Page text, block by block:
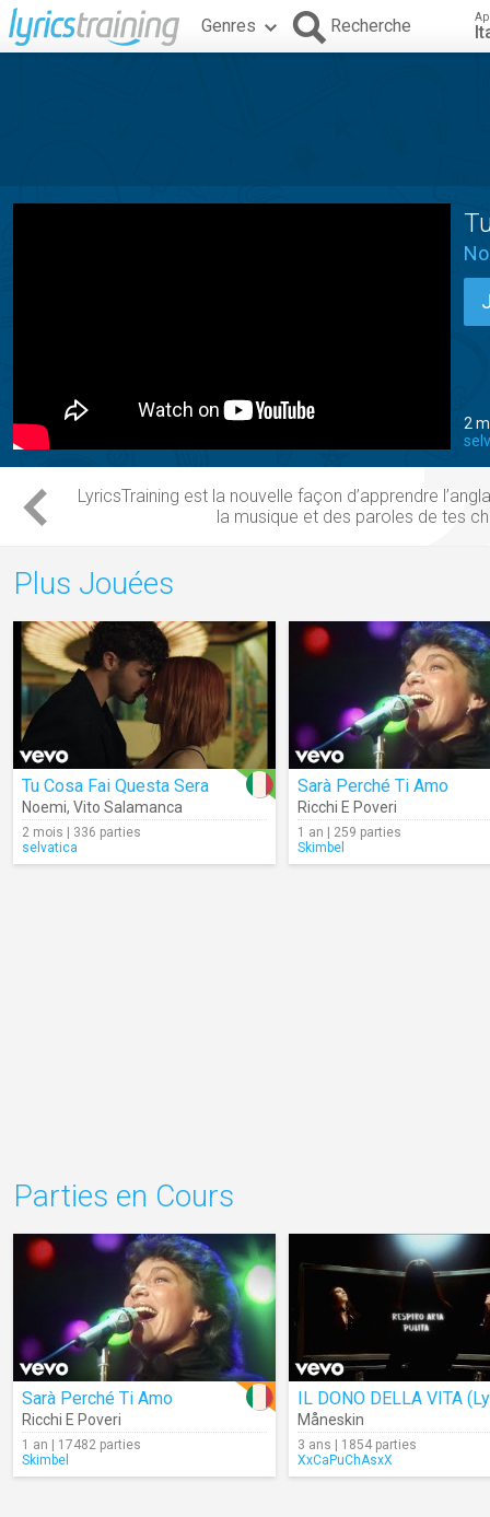
Genres Recherche
2
LyricsTraining est la nouvelle façon d’apprendre
la musique et des paroles de tes
Plus Jouées
Tu Cosa Fai Questa Sera
Noemi, Vito Salamanca
2 mois | 336 parties
selvatica
Sarà Perché Ti Amo
Ricchi E Poveri
1 an | 259 parties
Skimbel
Parties en Cours
Sarà Perché Ti Amo
Ricchi E Poveri
1 an | 17482 parties
Skimbel
Måneskin
3 ans | 1854 parties
XxCaPuChAsxX